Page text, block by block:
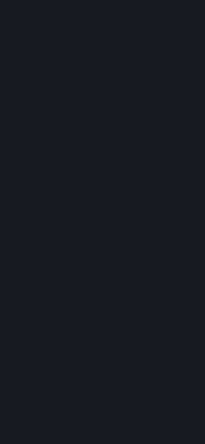
5.4 Disponibilizamos alguns
do Steam para outros
Steamworks API. Essas
pessoa ao pesquisar seu
você escolheu para
são acessíveis dessa forma.
possível saber se você
multijogador. A
você pode ser controlada
Comunidade do Steam. Os
página de perfil podem ser
Steamworks API. Além das
desenvolvedores de jogos e
informações da Steamworks
de jogos que eles operam.
propriedade do jogo em
Steamworks API são
informações de liderança,
informações de placar de
informações necessárias
Para mais informações
implementados em um jogo
Embora não
você na Steamworks API
mail, todas as informações
perfil do Steam podem ser